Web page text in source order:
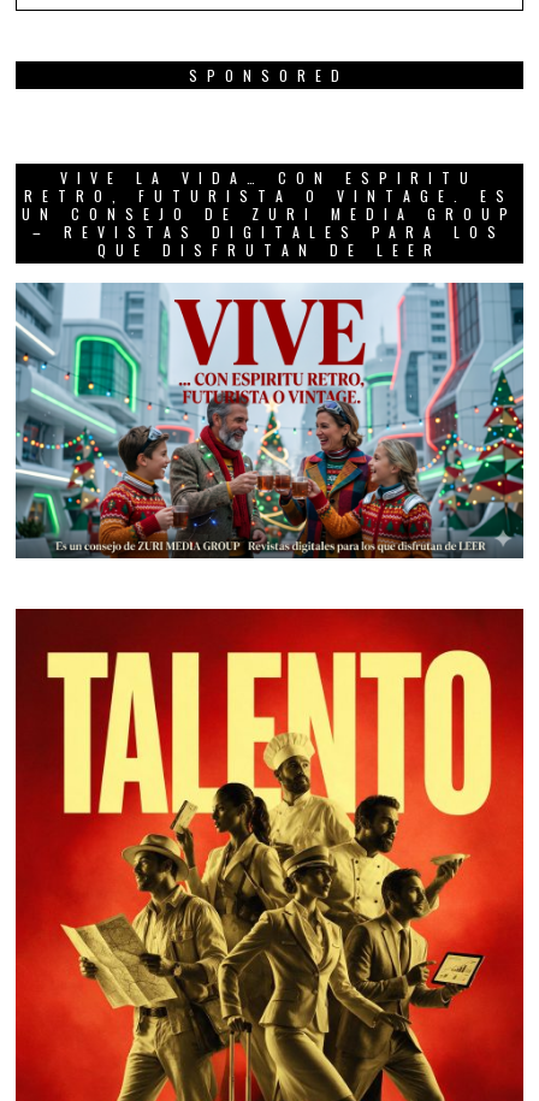
SPONSORED
VIVE LA VIDA… CON ESPIRITU
RETRO, FUTURISTA O VINTAGE. ES
UN CONSEJO DE ZURI MEDIA GROUP
– REVISTAS DIGITALES PARA LOS
QUE DISFRUTAN DE LEER